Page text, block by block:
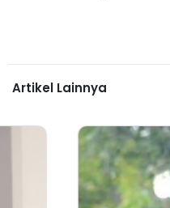
Artikel Lainnya